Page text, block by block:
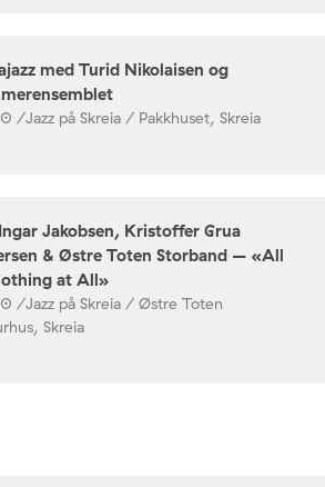
med Turid Nikolaisen og
/Jazz på Skreia / Pakkhuset, Skreia
Jakobsen, Kristoffer Grua
& Østre Toten Storband – «All
at All»
/Jazz på Skreia / Østre Toten
Skreia